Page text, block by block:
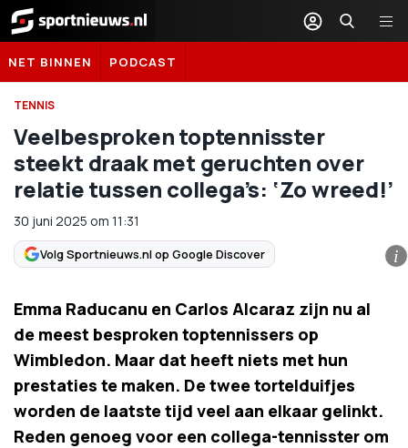
Sportnieuws.nl
NET BINNEN PODCAST
TENNIS
Veelbesproken toptennisster
steekt draak met geruchten over
relatie tussen collega’s: ‘Zo wreed!’
30 juni 2025 om 11:31
Volg Sportnieuws.nl op Google Discover i
Emma Raducanu en Carlos Alcaraz zijn nu al
de meest besproken toptennissers op
Wimbledon. Maar dat heeft niets met hun
prestaties te maken. De twee tortelduifjes
worden de laatste tijd veel aan elkaar gelinkt.
Reden genoeg voor een collega-tennisster om